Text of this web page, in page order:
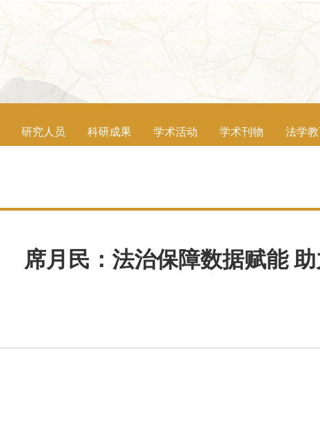
研究人员 科研成果 学术活动 学术刊物 法学
席月民：法治保障数据赋能